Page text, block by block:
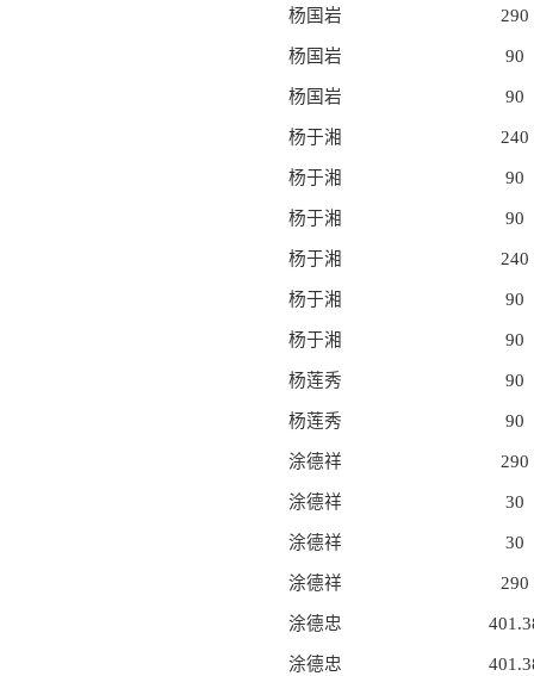
杨国岩 290
杨国岩 90
杨国岩 90
杨于湘 240
杨于湘 90
杨于湘 90
杨于湘 240
杨于湘 90
杨于湘 90
杨莲秀 90
杨莲秀 90
涂德祥 290
涂德祥 30
涂德祥 30
涂德祥 290
涂德忠
涂德忠